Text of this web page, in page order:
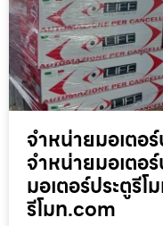
จำหน่ายมอเตอ
จำหน่ายมอเตอ
มอเตอร์ประตูรีโ
รีโมท.com